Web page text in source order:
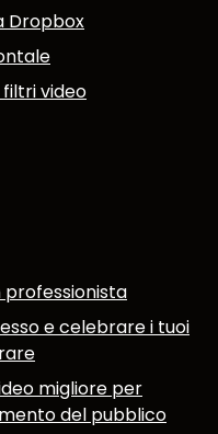
Dropbox
video
professionista
e celebrare i tuoi
migliore per
del pubblico